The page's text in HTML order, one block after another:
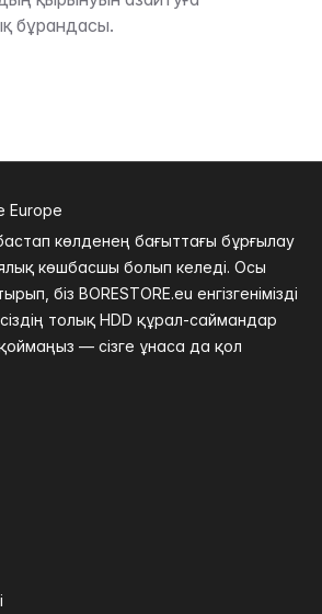
бұрандасы.
көлденең бағыттағы бұрғылау
көшбасшы болып келеді. Осы
біз BORESTORE.eu енгізгенімізді
толық HDD құрал-саймандар
— сізге ұнаса да қол